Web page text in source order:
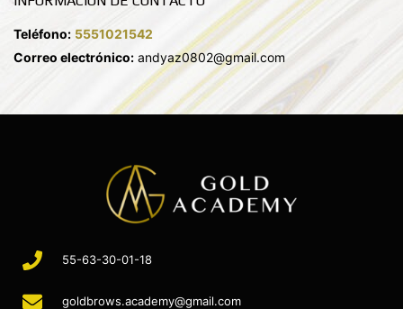
Teléfono: 5551021542
Correo electrónico: andyaz0802@gmail.com
55-63-30-01-18
goldbrows.academy@gmail.com